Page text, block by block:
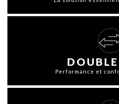
Performance et